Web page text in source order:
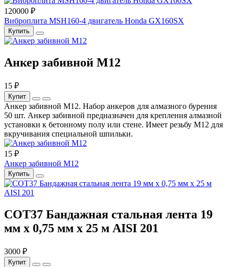
120000 ₽
Виброплита MSH160-4 двигатель Honda GX160SX
Купить
Анкер забивной М12
15 ₽
Купит
Анкер забивной М12. Набор анкеров для алмазного бурения
50 шт. Анкер забивной предназначен для крепления алмазной
установки к бетонному полу или стене. Имеет резьбу М12 для
вкручивания специальной шпильки.
15 ₽
Анкер забивной М12
Купить
COT37 Бандажная стальная лента 19
мм x 0,75 мм x 25 м AISI 201
3000 ₽
Купит